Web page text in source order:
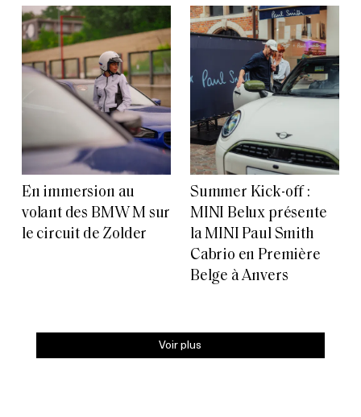
En immersion au
volant des BMW M sur
le circuit de Zolder
Summer Kick-off :
MINI Belux présente
la MINI Paul Smith
Cabrio en Première
Belge à Anvers
Voir plus